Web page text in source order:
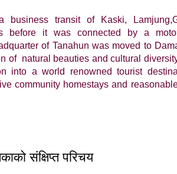
business transit of Kaski,
before it was connected by a
of Tanahun was moved to
of natural beauties and cultural
into a world renowned tourist
community homestays and
संक्षिप्त परिचय